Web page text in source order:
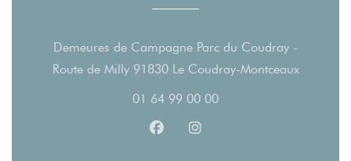
Demeures de Campagne Parc du Coudray -
Route de Milly 91830 Le Coudray-Montceaux((abre
01 64 99 00 00
Facebook ((abre en una nueva
Instagram ((abre en una